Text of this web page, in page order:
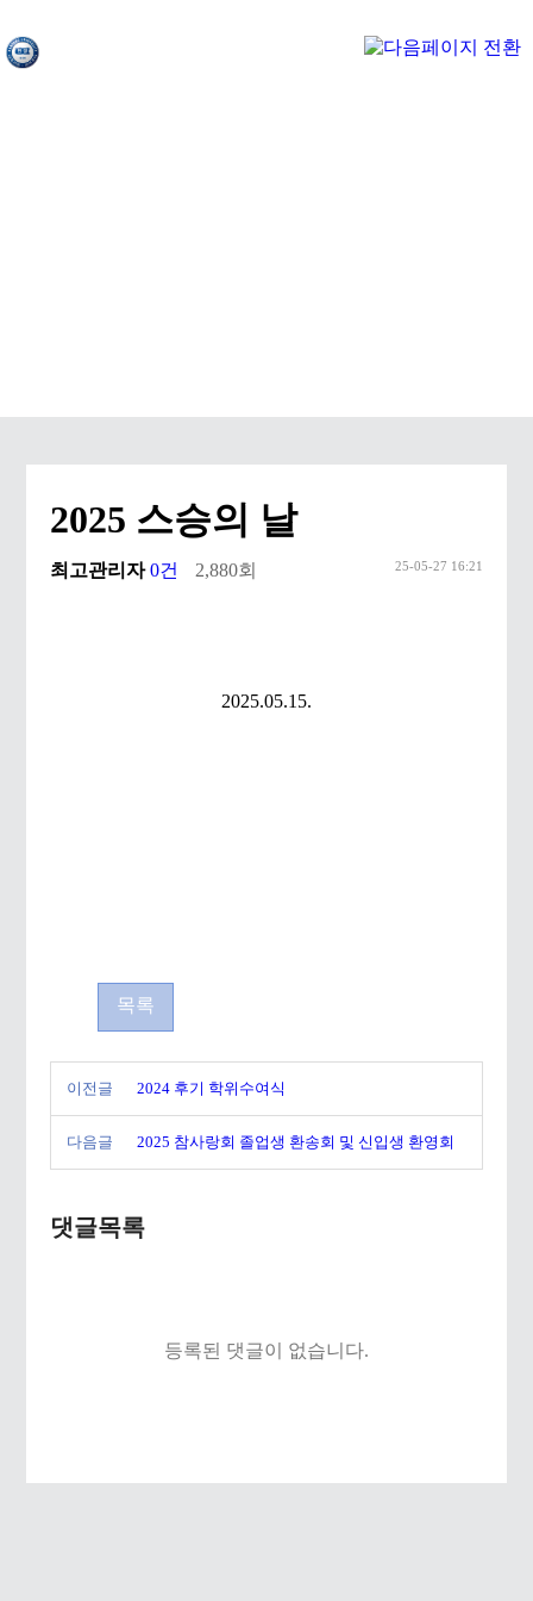
2025 스승의 날
최고관리자 0건 2,880회 25-05-27 16:21
2025.05.15.
목록
이전글 2024 후기 학위수여식
다음글 2025 참사랑회 졸업생 환송회 및 신입생 환영회
댓글목록
등록된 댓글이 없습니다.